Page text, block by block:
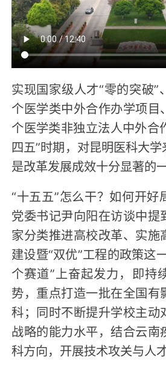
实现国家级人才“零的突破
个医学类中外合作办学项目
个医学类非独立法人中外
四五”时期，对昆明医科大
是改革发展成效十分显著的
“十五五”怎么干？如何开
党委书记尹向阳在访谈中提
家分类推进高校改革、实施
建设暨“双优”工程的政策这
个赛道”上奋起发力，即持
势，重点打造一批在全国有
科；同时不断提升学校主动
战略的能力水平，结合云南
科方向，开展技术攻关与人才